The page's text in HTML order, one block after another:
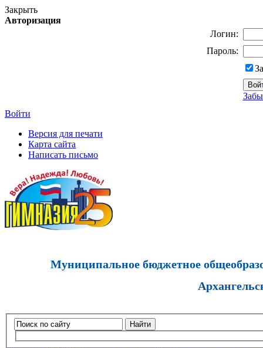
Закрыть
Авторизация
Логин:
Пароль:
Войти
Версия для печати
Карта сайта
Написать письмо
Муниципальное бюджетное
Найти